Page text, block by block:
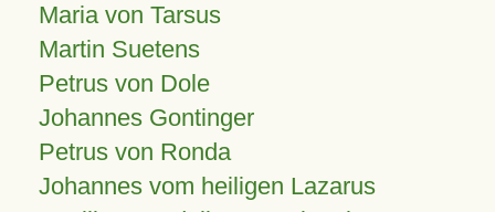
Maria von Tarsus
Martin Suetens
Petrus von Dole
Johannes Gontinger
Petrus von Ronda
Johannes vom heiligen Lazarus